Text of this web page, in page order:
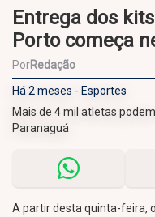
Entrega dos
Porto começa
PorRedação
Há 2 meses - Esportes
Mais de 4 mil atletas
Paranaguá
A partir desta quinta-feira,